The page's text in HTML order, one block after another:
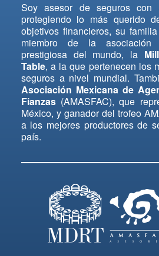
Soy asesor de seguros con
protegiendo lo más querido
objetivos financieros, su
miembro de la
prestigiosa del mundo, la
Table, a la que pertenecen los
seguros a nivel mundial.
Asociación Mexicana de
Fianzas(AMASFAC), que
México, y ganador del trofeo
a los mejores productores de
país.